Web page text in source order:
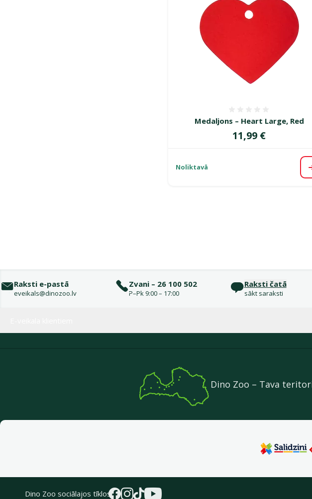
Medaljons – Heart Large, Red
Cena
11,99 €
Noliktavā
Raksti e-pastā
eveikals@dinozoo.lv
Zvani – 26 100 502
P–Pk 9:00 – 17:00
Raksti čatā
sākt saraksti
Dino Zoo – Tava
Dino Zoo sociālajos tīklos